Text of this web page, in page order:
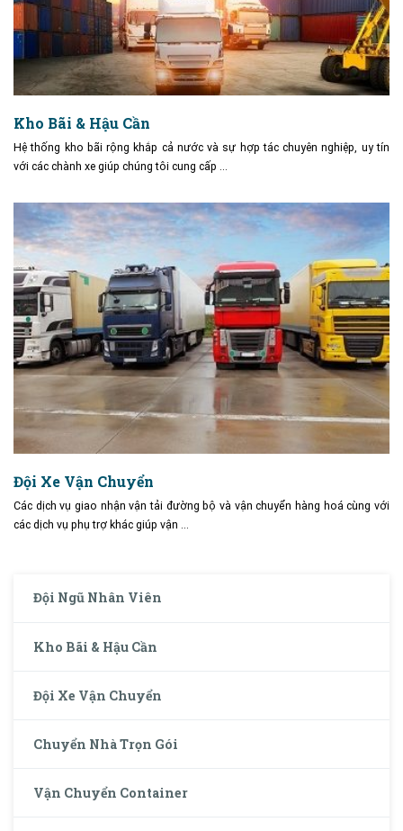
Kho Bãi & Hậu Cần
Hệ thống kho bãi rộng khắp cả nước và sự hợp tác chuyên nghiệp, uy tín
với các chành xe giúp chúng tôi cung cấp …
Đội Xe Vận Chuyển
Các dịch vụ giao nhận vận tải đường bộ và vận chuyển hàng hoá cùng với
các dịch vụ phụ trợ khác giúp vận …
Đội Ngũ Nhân Viên
Kho Bãi & Hậu Cần
Đội Xe Vận Chuyển
Chuyển Nhà Trọn Gói
Vận Chuyển Container